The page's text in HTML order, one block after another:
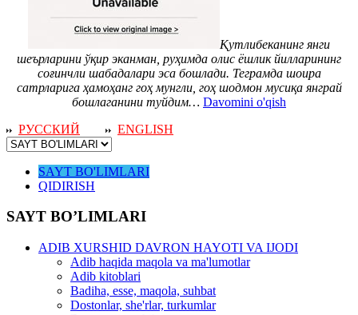
Қутлибеканинг янги
шеърларини ўқир эканман, руҳимда олис ёшлик йилларининг
соғинчли шабадалари эса бошлади. Теграмда шоира
сатрларига ҳамоҳанг гоҳ мунгли, гоҳ шодмон мусиқа янграй
бошлаганини туйдим… Davomini o'qish
РУССКИЙ
ENGLISH
SAYT BO'LIMLARI
QIDIRISH
SAYT BO’LIMLARI
ADIB XURSHID DAVRON HAYOTI VA IJODI
Adib haqida maqola va ma'lumotlar
Adib kitoblari
Badiha, esse, maqola, suhbat
Dostonlar, she'rlar, turkumlar